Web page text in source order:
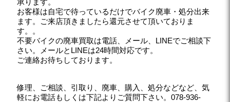
承ります。
お客様は自宅で待っているだけでバイク廃車・処分出来
ます。ご来店頂きましたら還元させて頂いておりま
す。。
不要バイクの廃車買取は電話、メール、LINEでご相談下
さい。メールとLINEは24時間対応です。
ご連絡お待ちしております。
修理、ご相談、引取り、廃車、購入、処分などなど、気
軽にお電話もしくは下記よりご質問下さい。078-936-